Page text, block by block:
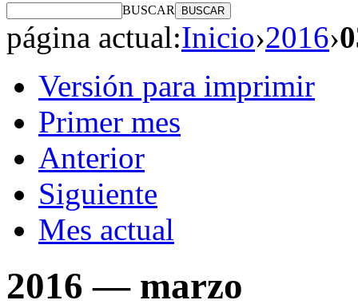
BUSCAR
página actual:Inicio›2016›
Versión para imprimir
Primer mes
Anterior
Siguiente
Mes actual
2016 — marzo